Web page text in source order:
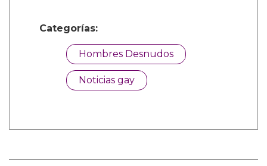
Categorías:
Hombres Desnudos
Noticias gay